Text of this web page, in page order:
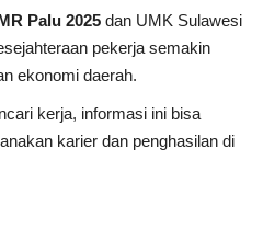
Palu 2025 dan UMK Sulawesi
pekerja semakin
ekonomi daerah.
kerja, informasi ini bisa
karier dan penghasilan di